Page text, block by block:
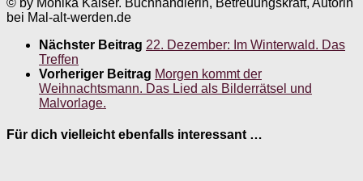
bei Mal-alt-werden.de
Nächster Beitrag 22. Dezember: Im Winterwald. Das
Treffen
Vorheriger Beitrag Morgen kommt der
Weihnachtsmann. Das Lied als Bilderrätsel und
Malvorlage.
Für dich vielleicht ebenfalls interessant …